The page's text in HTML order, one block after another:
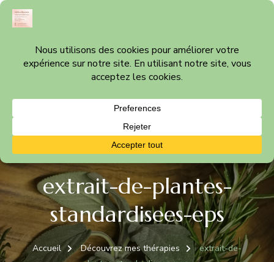
Céline Bonvin
Cabinet thérapeutique à Nyon – Vaud
extrait-de-plantes-
standardisees-eps
Accueil Découvrez mes thérapies
extrait-de-